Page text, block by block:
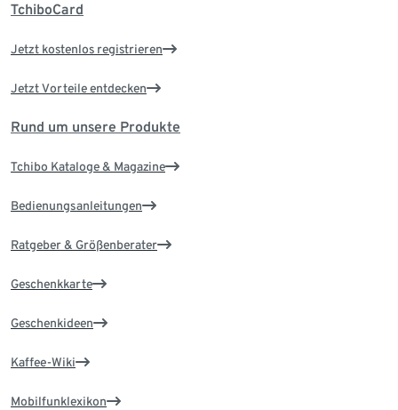
TchiboCard
Jetzt kostenlos registrieren
Jetzt Vorteile entdecken
Rund um unsere Produkte
Tchibo Kataloge & Magazine
Bedienungsanleitungen
Ratgeber & Größenberater
Geschenkkarte
Geschenkideen
Kaffee-Wiki
Mobilfunklexikon